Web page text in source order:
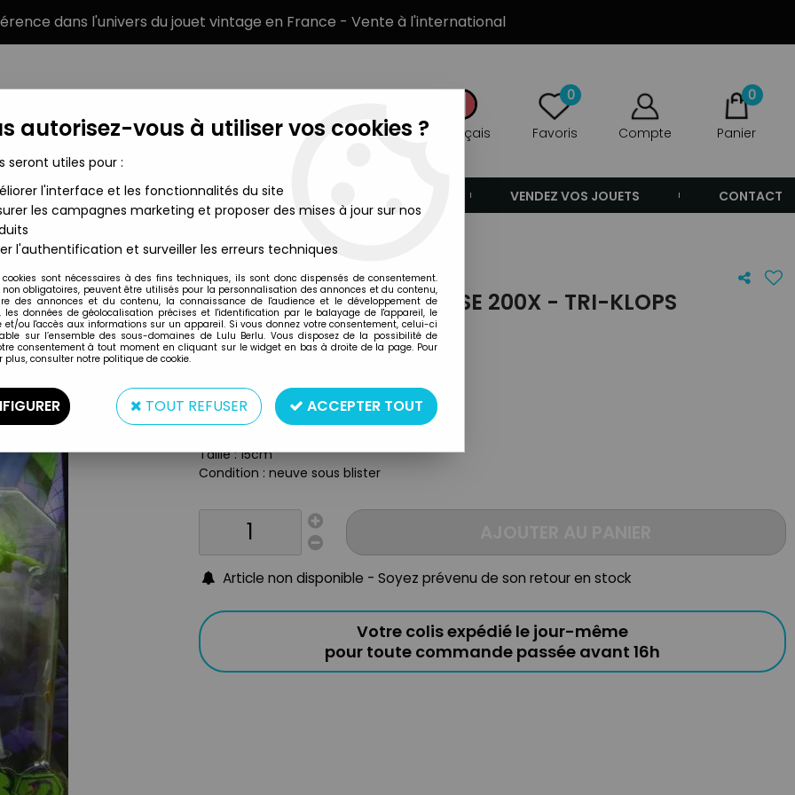
dans l'univers du jouet vintage en France - Vente à l'international
Français
0
Favoris Compte
0
Panier
MARQUES TYPE DE PRODUIT VENDEZ VOS JOUETS CONTACT
de l'Univers Figurines
Mattel
MASTERS OF THE UNIVERSE 200X - TRI-KLOPS
(REPAINT)
Type : Figurine articulée
Matière : plastique
Taille : 15cm
Condition : neuve sous blister
Article non disponible - Soyez prévenu de son retour en stock
Votre colis expédié le jour-même
pour toute commande passée avant 16h
autorisez-vous à utiliser vos cookies ?
seront utiles pour :
l'interface et les fonctionnalités du site
les campagnes marketing et proposer des mises à jour sur nos
l'authentification et surveiller les erreurs techniques
cookies sont nécessaires à des fins techniques, ils sont donc dispensés de consentement.
non obligatoires, peuvent être utilisés pour la personnalisation des annonces et du contenu,
des annonces et du contenu, la connaissance de l'audience et le développement de
les données de géolocalisation précises et l'identification par le balayage de l'appareil, le
et/ou l'accès aux informations sur un appareil. Si vous donnez votre consentement, celui-ci
sur l’ensemble des sous-domaines de Lulu Berlu. Vous disposez de la possibilité de
consentement à tout moment en cliquant sur le widget en bas à droite de la page. Pour
plus, consulter notre politique de cookie.
TOUT REFUSER ACCEPTER TOUT